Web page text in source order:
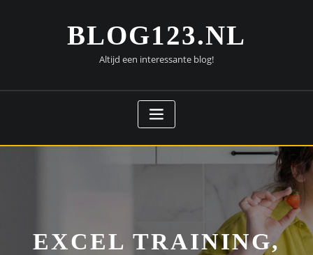
BLOG123.NL
Altijd een interessante blog!
EXCEL TRAINING,